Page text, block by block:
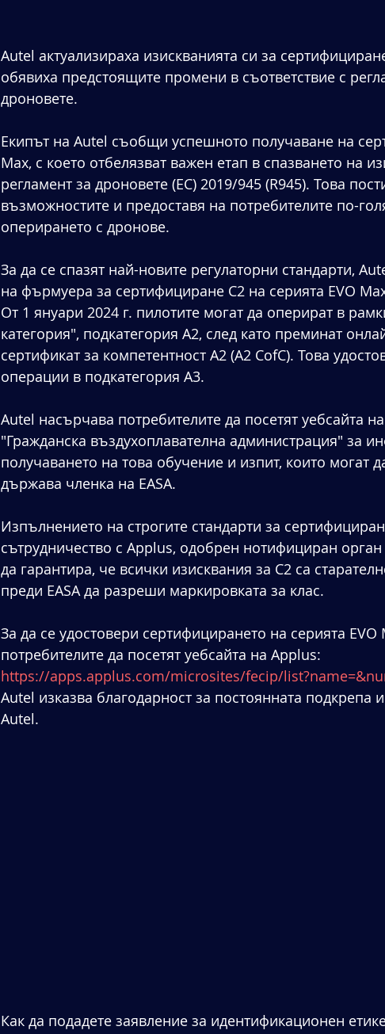
Autel актуализираха изискванията си за
обявиха предстоящите промени в съответствие с
дроновете.
Екипът на Autel съобщи успешното получаване на
Max, с което отбелязват важен етап в спазването на
регламент за дроновете (ЕС) 2019/945 (R945). Това
възможностите и предоставя на потребителите по-
оперирането с дронове.
За да се спазят най-новите регулаторни стандарти,
на фърмуера за сертифициране C2 на серията EVO
От 1 януари 2024 г. пилотите могат да оперират в
категория", подкатегория A2, след като преминат
сертификат за компетентност A2 (A2 CofC). Това
операции в подкатегория A3.
Autel насърчава потребителите да посетят уебсайта
"Гражданска въздухоплавателна администрация" за
получаването на това обучение и изпит, които могат
държава членка на EASA.
Изпълнението на строгите стандарти за
сътрудничество с Applus, одобрен нотифициран орган
да гарантира, че всички изисквания за C2 са
преди EASA да разреши маркировката за клас.
За да се удостовери сертифицирането на серията
потребителите да посетят уебсайта на Applus:
https://apps.applus.com/microsites/fecip/
Autel изказва благодарност за постоянната подкрепа
Autel.
Как да подадете заявление за идентификационен